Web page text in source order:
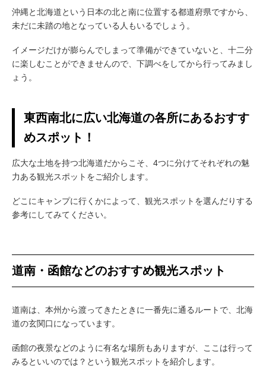
沖縄と北海道という日本の北と南に位置する都道府県ですから、
未だに未踏の地となっている人もいるでしょう。
イメージだけが膨らんでしまって準備ができていないと、十二分
に楽しむことができませんので、下調べをしてから行ってみまし
ょう。
東西南北に広い北海道の各所にあるおすす
めスポット！
広大な土地を持つ北海道だからこそ、4つに分けてそれぞれの魅
力ある観光スポットをご紹介します。
どこにキャンプに行くかによって、観光スポットを選んだりする
参考にしてみてください。
道南・函館などのおすすめ観光スポット
道南は、本州から渡ってきたときに一番先に通るルートで、北海
道の玄関口になっています。
函館の夜景などのように有名な場所もありますが、ここは行って
みるといいのでは？という観光スポットを紹介します。